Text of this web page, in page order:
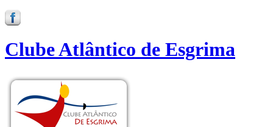
Clube Atlântico de Esgrima